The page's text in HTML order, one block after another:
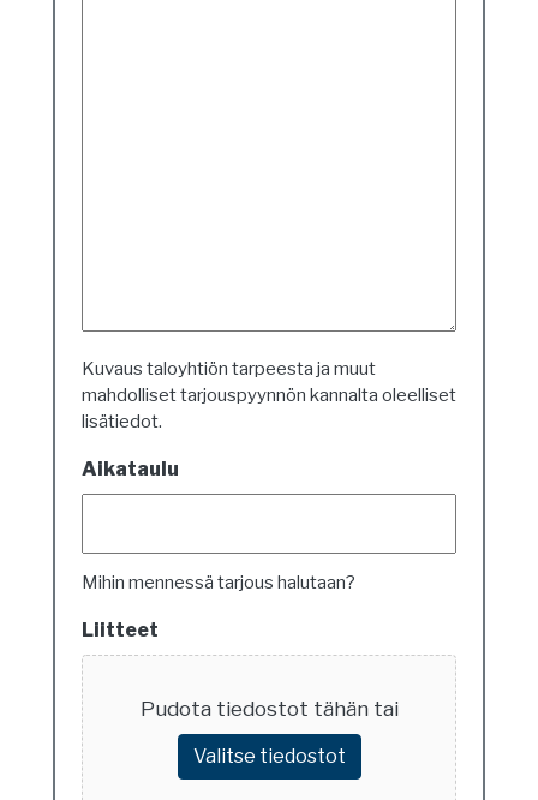
Kuvaus taloyhtiön tarpeesta ja muut
mahdolliset tarjouspyynnön kannalta oleelliset
lisätiedot.
Aikataulu
Mihin mennessä tarjous halutaan?
Liitteet
Pudota tiedostot tähän tai
Valitse tiedostot